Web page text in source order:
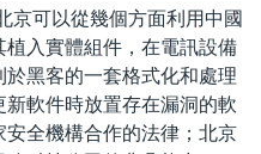
京可以從幾個方面利用中國
入實體組件，在電訊設備
黑客的一套格式化和處理
軟件時放置存在漏洞的軟
全機構合作的法律；北京